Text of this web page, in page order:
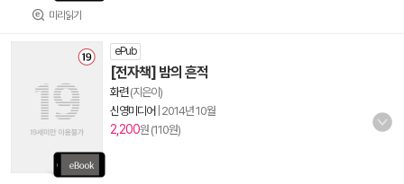
미리읽기
ePub
[전자책] 밤의 흔적
화련(지은이)
신영미디어 2014년 10월
2,200원 (110원)